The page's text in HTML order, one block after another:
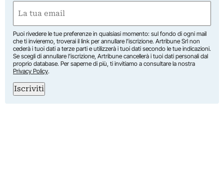
(Required)
Puoi rivedere le tue preferenze in qualsiasi momento: sul fondo di ogni mail
che ti invieremo, troverai il link per annullare l’iscrizione. Artribune Srl non
cederà i tuoi dati a terze parti e utilizzerà i tuoi dati secondo le tue indicazioni.
Se scegli di annullare l’iscrizione, Artribune cancellerà i tuoi dati personali dal
proprio database. Per saperne di più, ti invitiamo a consultare la nostra
Privacy Policy.
Iscriviti